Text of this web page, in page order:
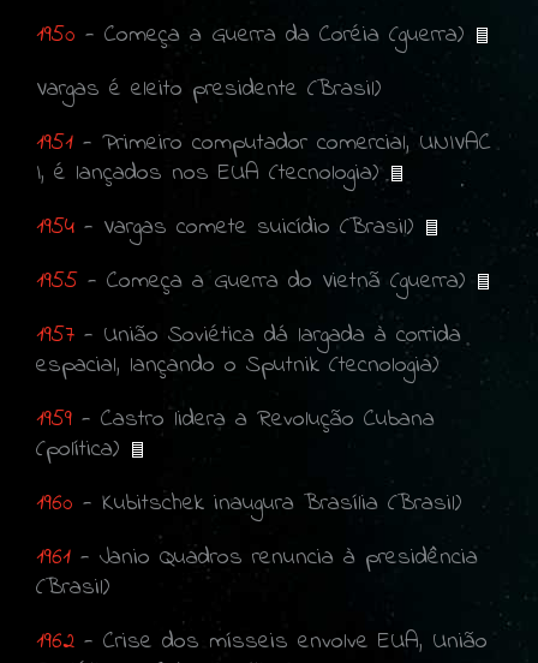
1950 - Começa a Guerra da Coréia (guerra)
Vargas é eleito presidente (Brasil)
1951 - Primeiro computador comercial, UNIVAC
I, é lançados nos EUA (tecnologia)
1954 - Vargas comete suicídio (Brasil)
1955 - Começa a Guerra do Vietnã (guerra)
1957 - União Soviética dá largada à corrida
espacial, lançando o Sputnik (tecnologia)
1959 - Castro lidera a Revolução Cubana
(política)
1960 - Kubitschek inaugura Brasília (Brasil)
1961 - Janio Quadros renuncia à presidência
(Brasil)
1962 - Crise dos mísseis envolve EUA, União